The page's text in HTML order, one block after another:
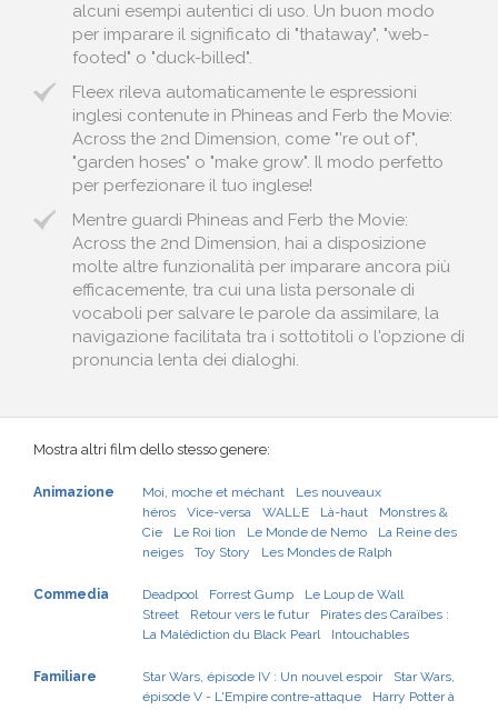
alcuni esempi autentici di uso. Un buon modo
per imparare il significato di "thataway", "web-
footed" o "duck-billed".
Fleex rileva automaticamente le espressioni
inglesi contenute in Phineas and Ferb the Movie:
Across the 2nd Dimension, come "'re out of",
"garden hoses" o "make grow". Il modo perfetto
per perfezionare il tuo inglese!
Mentre guardi Phineas and Ferb the Movie:
Across the 2nd Dimension, hai a disposizione
molte altre funzionalità per imparare ancora più
efficacemente, tra cui una lista personale di
vocaboli per salvare le parole da assimilare, la
navigazione facilitata tra i sottotitoli o l'opzione di
pronuncia lenta dei dialoghi.
Mostra altri film dello stesso genere:
Animazione Moi, moche et méchant
Les nouveaux
héros
Vice-versa WALL·E Là-haut
Monstres &
Cie
Le Roi lion Le Monde de Nemo
La Reine des
neiges
Toy Story Les Mondes de Ralph
Commedia Deadpool Forrest Gump
Le Loup de Wall
Street
Retour vers le futur
Pirates des Caraïbes :
La Malédiction du Black Pearl
Intouchables
Familiare Star Wars, épisode IV : Un nouvel espoir
Star Wars,
épisode V - L'Empire contre-attaque
Harry Potter à